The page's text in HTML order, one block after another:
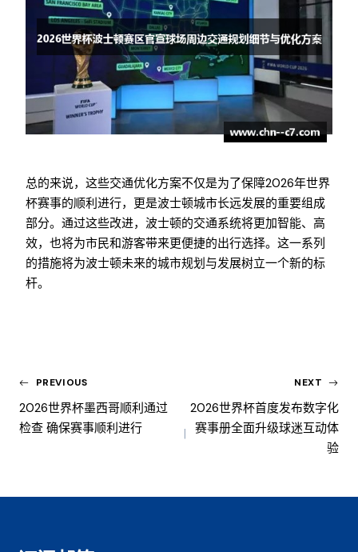
总的来说，这些交通优化方案不仅是为了保障2026年世界
杯赛事的顺利进行，更是波士顿城市长远发展的重要组成
部分。通过这些改进，波士顿的交通系统将更加智能、高
效，也将为市民和游客带来更便捷的出行选择。这一系列
的措施将为波士顿未来的城市规划与发展树立一个新的标
杆。
PREVIOUS
2026世界杯墨西哥顺利通过
检查 确保赛事顺利进行
NEXT
2026世界杯首度发布数字化
赛事册全面升级球迷互动体
验